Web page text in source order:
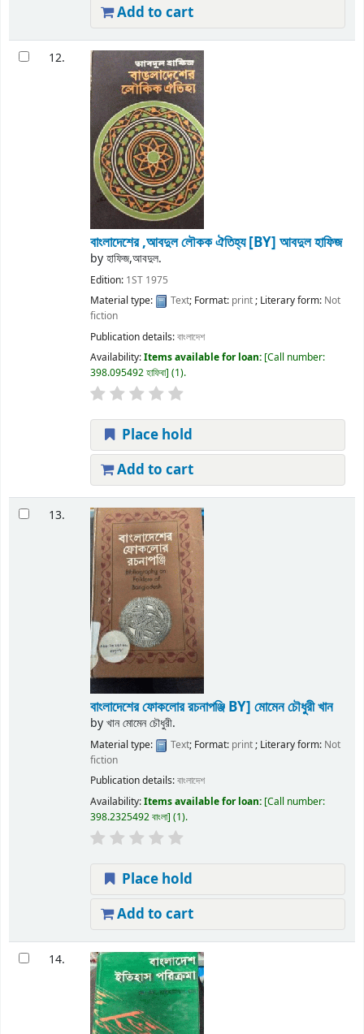
Add to cart
12.
বাংলাদেশের ,আবদুল লৌকক ঐতিহ্য[BY] আবদুল হাফিজ
byহাফিজ,আবদুল.
Edition: 1ST 1975
Material type:
Text; Format: print; Literary form: Not
fiction
Publication details:বাংলাদেশ
Availability:Items available for loan: Call number:
398.095492 হাফিবা (1).
Place hold
Add to cart
13.
বাংলাদেশের ফোকলোর রচনাপঞ্জি BY] মোমেন চৌধুরী খান
byখান মোমেন চৌধুরী.
Material type: Text; Format: print; Literary form: Not
fiction
Publication details:বাংলাদেশ
Availability:Items available for loan: Call number:
398.2325492 বাংলা (1).
Place hold
Add to cart
14.